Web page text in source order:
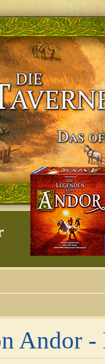
Andor